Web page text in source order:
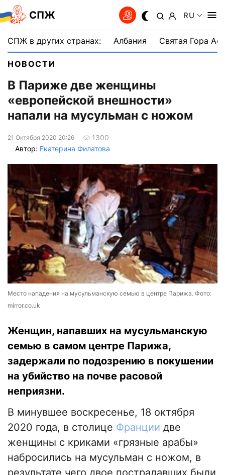
СПЖ RU
СПЖ в других странах: Албания Святая Гора
НОВОСТИ
В Париже две женщины
«европейской внешности»
напали на мусульман с ножом
21 Октября 2020 20:26
1300
Автор: Екатерина Филатова
Место нападения на мусульманскую семью в центре Парижа. Фото:
mirror.co.uk
Женщин, напавших на мусульманскую
семью в самом центре Парижа,
задержали по подозрению в покушении
на убийство на почве расовой
неприязни.
В минувшее воскресенье, 18 октября
2020 года, в столице Франции две
женщины с криками «грязные арабы»
набросились на мусульман с ножом, в